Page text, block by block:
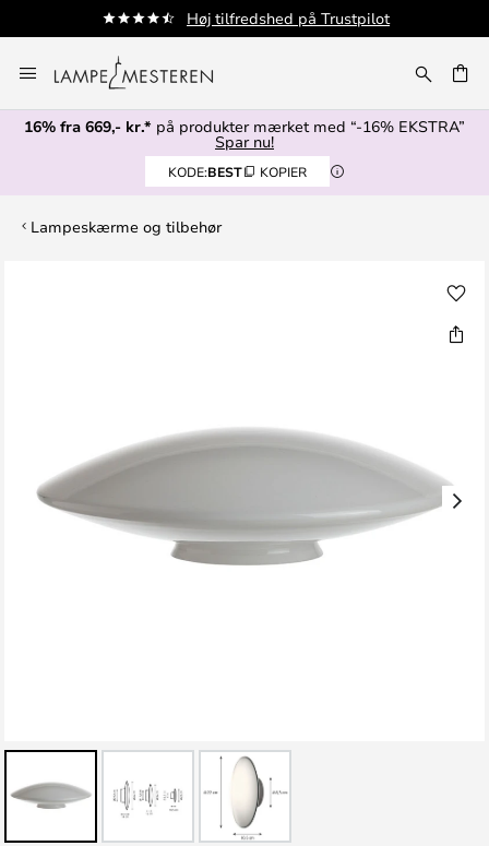
Fri fragt fra 499,- kr.
to
Content
16% fra 669,- kr.* på produkter mærket med “-16% EKSTRA”
Spar nu!
KODE:BEST KOPIER
Lampeskærme og tilbehør